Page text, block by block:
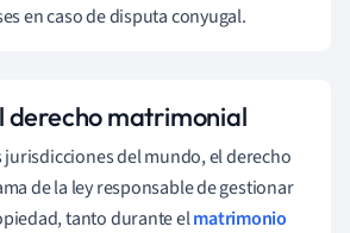
en caso de disputa conyugal.
derecho matrimonial
jurisdicciones del mundo, el derecho
de la ley responsable de gestionar
tanto durante elmatrimonio